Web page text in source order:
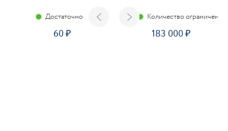
Достаточно
60
Количество ограничено
183 000